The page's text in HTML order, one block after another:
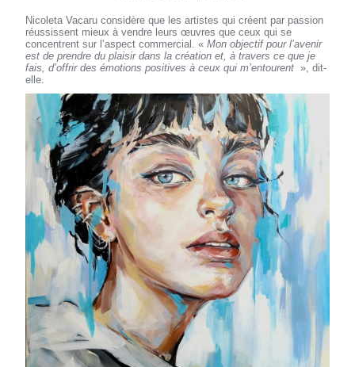
Nicoleta Vacaru considère que les artistes qui créent par passion
réussissent mieux à vendre leurs œuvres que ceux qui se
concentrent sur l’aspect commercial. «Mon objectif pour l’avenir
est de prendre du plaisir dans la création et, à travers ce que je
fais, d’offrir des émotions positives à ceux qui m’entourent », dit-
elle.